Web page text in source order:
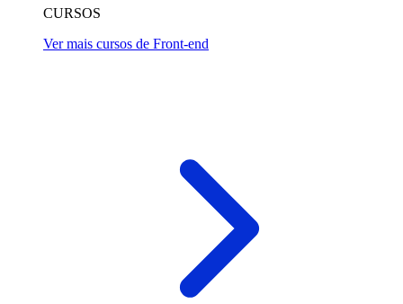
CURSOS
Ver mais cursos de Front-end